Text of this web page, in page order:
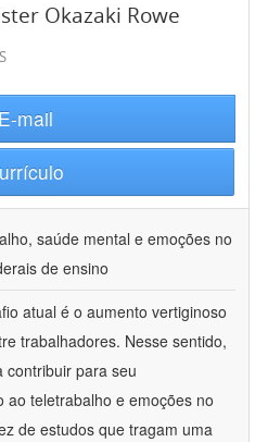
Okazaki Rowe
E-mail
saúde mental e emoções no
de ensino
atual é o aumento vertiginoso
trabalhadores. Nesse sentido,
contribuir para seu
teletrabalho e emoções no
de estudos que tragam uma